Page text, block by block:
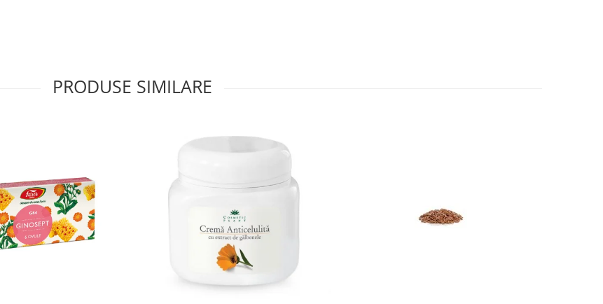
PRODUSE SIMILARE